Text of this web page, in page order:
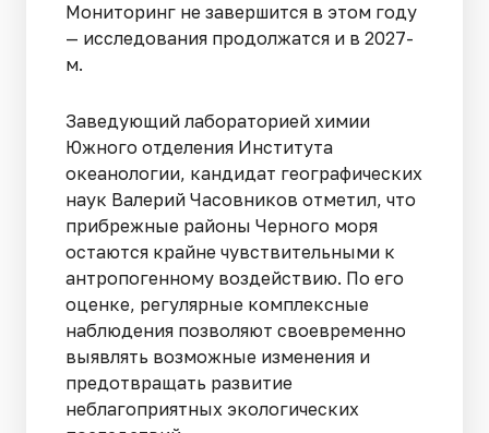
Мониторинг не завершится в этом году
— исследования продолжатся и в 2027-
м.
Заведующий лабораторией химии
Южного отделения Института
океанологии, кандидат географических
наук Валерий Часовников отметил, что
прибрежные районы Черного моря
остаются крайне чувствительными к
антропогенному воздействию. По его
оценке, регулярные комплексные
наблюдения позволяют своевременно
выявлять возможные изменения и
предотвращать развитие
неблагоприятных экологических